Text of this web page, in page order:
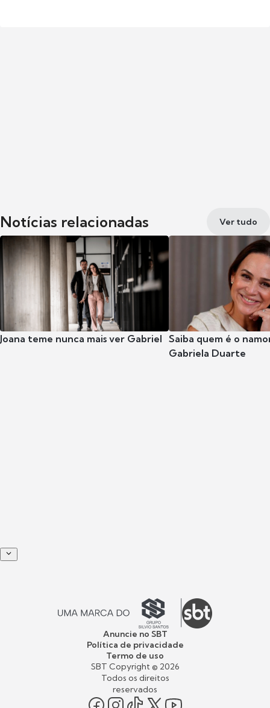
Notícias relacionadas Ver tudo
Joana teme nunca mais ver Gabriel Saiba quem é o
Gabriela Duarte
Anuncie no SBT
Política de privacidade
Termo de uso
SBT Copyright © 2026
Todos os direitos
reservados